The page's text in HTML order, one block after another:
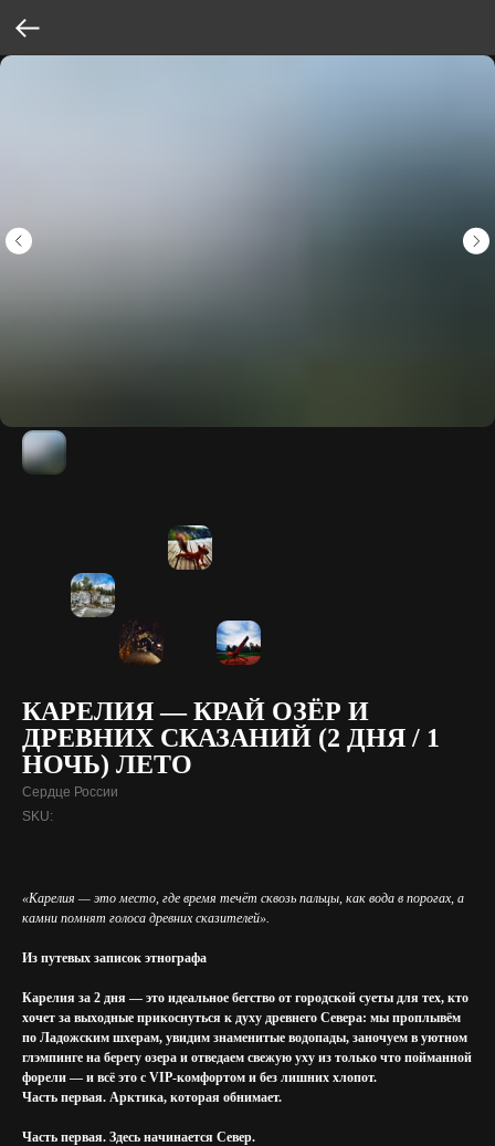
КАРЕЛИЯ — КРАЙ ОЗЁР И
ДРЕВНИХ СКАЗАНИЙ (2 ДНЯ / 1
НОЧЬ) ЛЕТО
Сердце России
SKU:
«Карелия — это место, где время течёт сквозь пальцы, как вода в порогах, а
камни помнят голоса древних сказителей».
Из путевых записок этнографа
Карелия за 2 дня — это идеальное бегство от городской суеты для тех, кто
хочет за выходные прикоснуться к духу древнего Севера: мы проплывём
по Ладожским шхерам, увидим знаменитые водопады, заночуем в уютном
глэмпинге на берегу озера и отведаем свежую уху из только что пойманной
форели — и всё это с VIP-комфортом и без лишних хлопот.
Часть первая. Арктика, которая обнимает.
Часть первая. Здесь начинается Север.